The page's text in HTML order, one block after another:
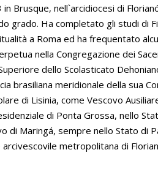
Brusque, nell`arcidiocesi di
grado. Ha completato gli studi di
a Roma ed ha frequentato
nella Congregazione dei
dello Scolasticato
brasiliana meridionale della sua
di Lisinia, come Vescovo
di Ponta Grossa, nello
di Maringá, sempre nello Stato di
metropolitana di